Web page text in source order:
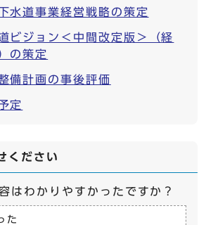
水道事業経営戦略の策定
ビジョン＜中間改定版＞（経
の策定
備計画の事後評価
定
ください
はわかりやすかったですか？
た